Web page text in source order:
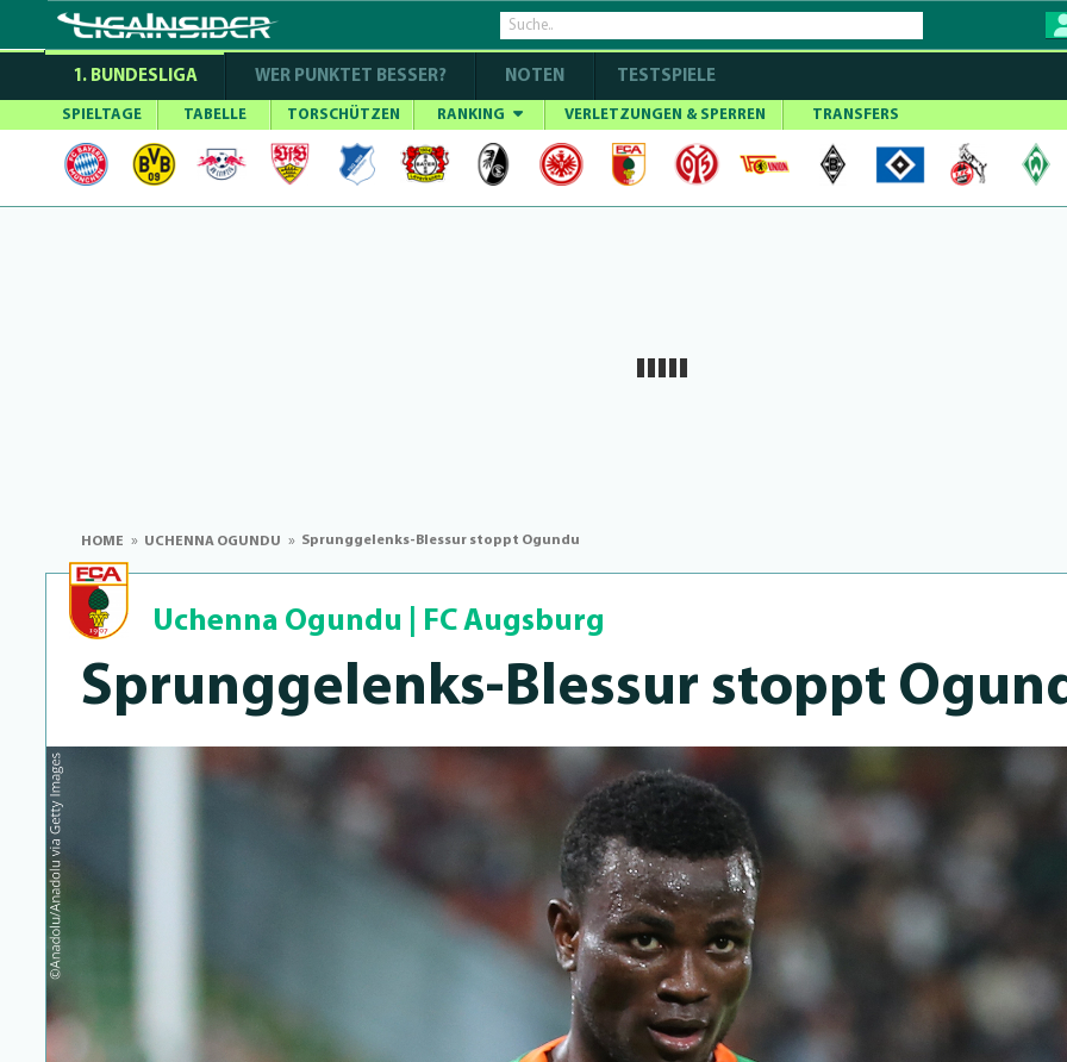
1. BUNDESLIGA WER PUNKTET BESSER? NOTEN TESTSPIELE
SPIELTAGE TABELLE TORSCHÜTZEN RANKING VERLETZUNGEN & SPERREN TRANSFERS
HOME UCHENNA OGUNDU Sprunggelenks-Blessur stoppt Ogundu
Uchenna Ogundu FC Augsburg
Sprungge­lenks-Bles­sur stoppt